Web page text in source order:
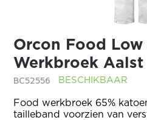
Orcon Food Low
Werkbroek Aalst
BC52556 BESCHIKBAAR
Food werkbroek 65%
tailleband voorzien van